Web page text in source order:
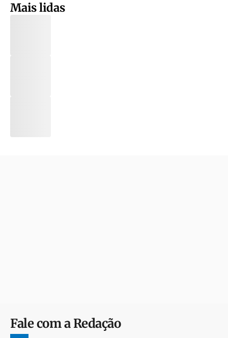
Mais lidas
Fale com a Redação